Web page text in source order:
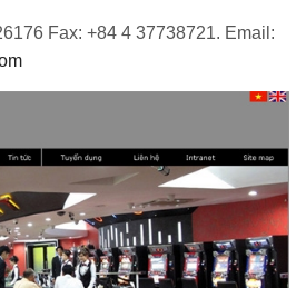
Fax: +84 4 37738721. Email: